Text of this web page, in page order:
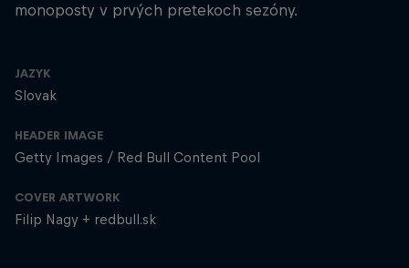
monoposty v prvých pretekoch sezóny.
JAZYK
Slovak
HEADER IMAGE
Getty Images / Red Bull Content Pool
COVER ARTWORK
Filip Nagy + redbull.sk